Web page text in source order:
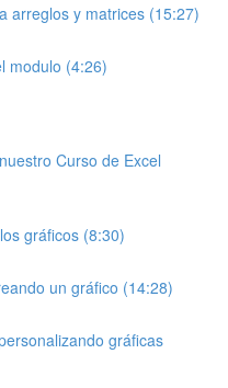
arreglos y matrices (15:27)
modulo (4:26)
Curso de Excel
gráficos (8:30)
un gráfico (14:28)
gráficas